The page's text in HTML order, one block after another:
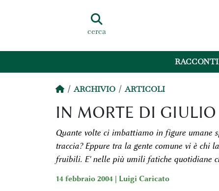
cerca
RACCONTI
ARCHIVIO ARTICOLI
IN MORTE DI GIULIO
Quante volte ci imbattiamo in figure umane
traccia? Eppure tra la gente comune vi è chi
fruibili. E' nelle più umili fatiche quotidiane
14 febbraio 2004 | Luigi Caricato